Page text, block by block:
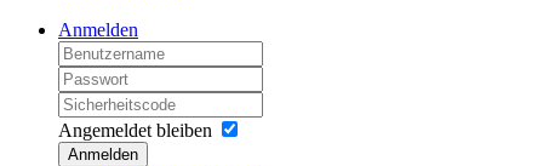
Anmelden
Angemeldet bleiben
Anmelden